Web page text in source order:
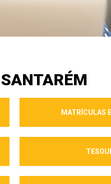
MATRÍCULAS